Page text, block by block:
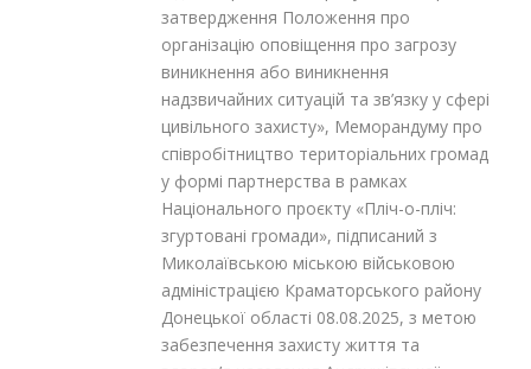
затвердження Положення про
організацію оповіщення про загрозу
виникнення або виникнення
надзвичайних ситуацій та зв’язку у сфері
цивільного захисту», Меморандуму про
співробітництво територіальних громад
у формі партнерства в рамках
Національного проєкту «Пліч-о-пліч:
згуртовані громади», підписаний з
Миколаївською міською військовою
адміністрацією Краматорського району
Донецької області 08.08.2025, з метою
забезпечення захисту життя та